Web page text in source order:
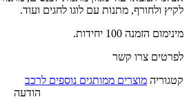
ולחורף, מתנות עם לוגו לחגים ועוד.
הזמנה 100 יחידות.
צרו קשר
מוצרים ממותגים נוספים לרכב
הודעה